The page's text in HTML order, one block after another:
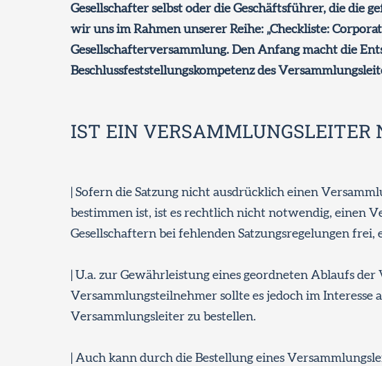
Gesellschafter selbst oder die Geschäftsführer, die die
wir uns im Rahmen unserer Reihe: „Checkliste:
Gesellschafterversammlung. Den Anfang macht die
Beschlussfeststellungskompetenz des
IST EIN VERSAMMLUNGSLEITER
| Sofern die Satzung nicht ausdrücklich einen
bestimmen ist, ist es rechtlich nicht notwendig, einen
Gesellschaftern bei fehlenden Satzungsregelungen
| U.a. zur Gewährleistung eines geordneten Ablaufs
Versammlungsteilnehmer sollte es jedoch im Interesse
Versammlungsleiter zu bestellen.
| Auch kann durch die Bestellung eines